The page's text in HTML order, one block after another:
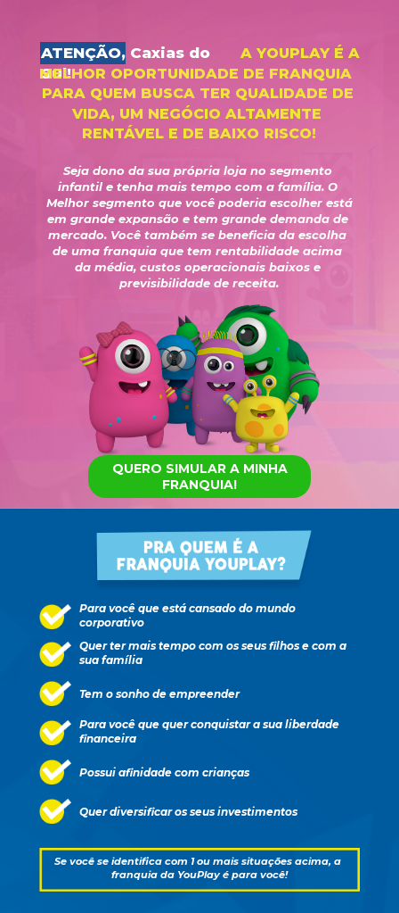
Seja dono da sua própria loja no segmento
infantil e tenha mais tempo com a família. O
Melhor segmento que você poderia escolher está
em grande expansão e tem grande demanda de
mercado. Você também se beneficia da escolha
de uma franquia que tem rentabilidade acima
da média, custos operacionais baixos e
previsibilidade de receita.
QUERO SIMULAR A MINHA
FRANQUIA!
ATENÇÃO, Caxias do
Sul!
A YOUPLAY É A
PARA QUEM BUSCA TER QUALIDADE DE
VIDA, UM NEGÓCIO ALTAMENTE
RENTÁVEL E DE BAIXO RISCO!
Para você que está cansado do mundo
corporativo
Quer ter mais tempo com os seus filhos e com a
sua família
Tem o sonho de empreender
Para você que quer conquistar a sua liberdade
financeira
Possui afinidade com crianças
Quer diversificar os seus investimentos
Se você se identifica com 1 ou mais situações acima, a
franquia da YouPlay é para você!